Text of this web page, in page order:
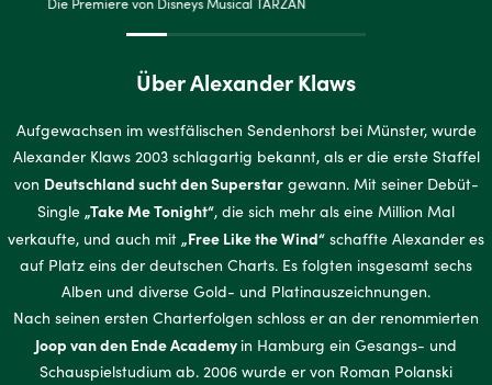
Die Premiere von Disneys Musical TARZAN
Über Alexander Klaws
Aufgewachsen im westfälischen Sendenhorst bei Münster, wurde
Alexander Klaws 2003 schlagartig bekannt, als er die erste Staffel
von Deutschland sucht den Superstargewann. Mit seiner Debüt-
Single „Take Me Tonight“, die sich mehr als eine Million Mal
verkaufte, und auch mit „Free Like the Wind“ schaffte Alexander es
auf Platz eins der deutschen Charts. Es folgten insgesamt sechs
Alben und diverse Gold- und Platinauszeichnungen.
Nach seinen ersten Charterfolgen schloss er an der renommierten
Joop van den Ende Academy in Hamburg ein Gesangs- und
Schauspielstudium ab. 2006 wurde er von Roman Polanski